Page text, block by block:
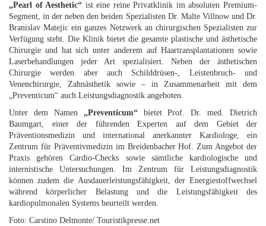
„Pearl of Aesthetic“ ist eine reine Privatklinik im absoluten Premium-
Segment, in der neben den beiden Spezialisten Dr. Malte Villnow und Dr.
Branislav Matejic ein ganzes Netzwerk an chirurgischen Spezialisten zur
Verfügung steht. Die Klinik bietet die gesamte plastische und ästhetische
Chirurgie und hat sich unter anderem auf Haartransplantationen sowie
Laserbehandlungen jeder Art spezialisiert. Neben der ästhetischen
Chirurgie werden aber auch Schilddrüsen-, Leistenbruch- und
Venenchirurgie, Zahnästhetik sowie – in Zusammenarbeit mit dem
„Preventicum“ auch Leistungsdiagnostik angeboten.
Unter dem Namen „Preventicum“bietet Prof. Dr. med. Dietrich
Baumgart, einer der führenden Experten auf dem Gebiet der
Präventionsmedizin und international anerkannter Kardiologe, ein
Zentrum für Präventivmedizin im Breidenbacher Hof. Zum Angebot der
Praxis gehören Cardio-Checks sowie sämtliche kardiologische und
internistische Untersuchungen. Im Zentrum für Leistungsdiagnostik
können zudem die Ausdauerleistungsfähigkeit, der Energiestoffwechsel
während körperlicher Belastung und die Leistungsfähigkeit des
kardiopulmonalen Systems beurteilt werden.
Foto: Carstino Delmonte/ Touristikpresse.net